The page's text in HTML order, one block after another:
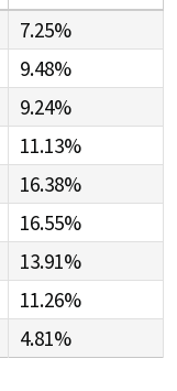
7.25%
9.48%
9.24%
11.13%
16.38%
16.55%
13.91%
11.26%
4.81%